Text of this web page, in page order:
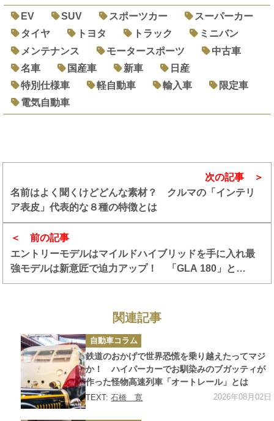
EV SUV スポーツカー
スーパーカー
タイヤ
トヨタ トラック
ミニバン
メンテナンス
モータースポーツ
中古車
名車
国産車 新車
日産
特別仕様車
軽自動車 輸入車
限定車
電気自動車
前の記事
エントリーモデルはマイルドハイブリッドを手に入れ最
強モデルは新意匠で迫力アップ！ 「GLA 180」と
「AMG GLA 45 S 4MATIC+」がマイナーチェンジ
次の記事
名前はよく聞くけどどんな素材？ クルマの「インテリ
ア表皮」代表的な８種の特徴とは
関連記事
カ
テ
ゴ
リ
ー
自動車コラム
鉄道のおかげで世界恐慌を乗り越えたってマジ
か！ ハイパーカーでお馴染みのブガッティが
作った怪物高速列車「オートレール」とは
TEXT:石橋 寛 2026年08月02日